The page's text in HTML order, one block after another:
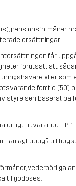
pensionsförmåner
ersättningar.
får
förutsatt att
eller som
femtio (50)
styrelsen baserat på
enligt nuvarande ITP
uppgå till
vederbörliga
tillgodoses.